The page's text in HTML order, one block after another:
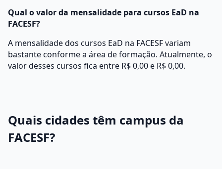
Qual o valor da mensalidade para cursos EaD na
FACESF?
A mensalidade dos cursos EaD na FACESF variam
bastante conforme a área de formação. Atualmente, o
valor desses cursos fica entre R$ 0,00 e R$ 0,00.
Quais cidades têm campus da
FACESF?